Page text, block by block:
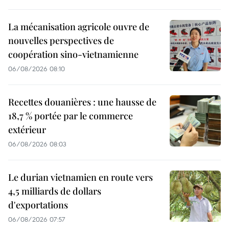
La mécanisation agricole ouvre de
nouvelles perspectives de
coopération sino-vietnamienne
06/08/2026 08:10
Recettes douanières : une hausse de
18,7 % portée par le commerce
extérieur
06/08/2026 08:03
Le durian vietnamien en route vers
4,5 milliards de dollars
d'exportations
06/08/2026 07:57